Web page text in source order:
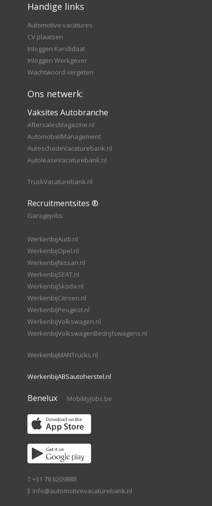
Handige links
Automotive vacatures
CV plaatsen
Inloggen Kandidaat
Inloggen Werkgever
Wachtwoord vergeten
Ons netwerk:
Vaksites Autobranche
AftersalesMagazine.nl
AutomobielManagement
AutoschadeVacaturebank.nl
AutoleaseVacaturebank.nl
TruckVacaturebank.nl
Recruitmentsites ®
Garagejobs
WerkenbijAudi.nl
WerkenbijOpel.nl
WerkenbijNissan.nl
WerkenbijSEAT.nl
WerkenbijSkoda.nl
WerkenbijCitroen.nl
WerkenbijPeugeot.nl
WerkenbijVolkswagen.nl
WerkenbijVolkswagenBedrijfswagens.nl
WerkenbijMANTrucks.nl
WerkenbijABSautoherstel.nl
Benelux MobilityJobs.be
T +31 78 6209888
E info@automotivevacaturebank.nl